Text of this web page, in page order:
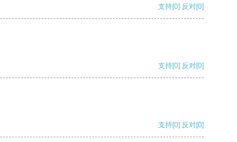
支持[0] 反对[0]
支持[0] 反对[0]
支持[0] 反对[0]